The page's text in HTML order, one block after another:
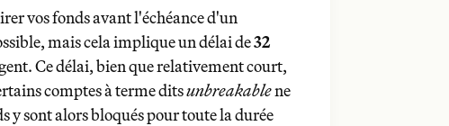
disponibles à tout
vos fonds avant l'échéance d'un
mais cela implique un délai de32
Ce délai, bien que relativement court,
comptes à terme ditsunbreakablene
sont alors bloqués pour toute la durée